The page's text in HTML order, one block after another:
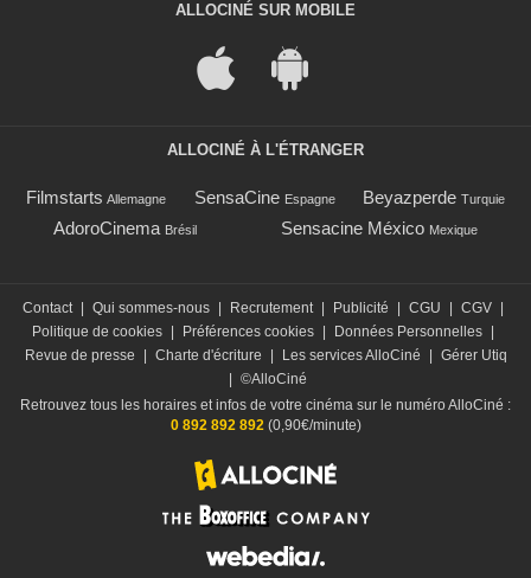
ALLOCINÉ SUR MOBILE
ALLOCINÉ À L'ÉTRANGER
Filmstarts Allemagne SensaCine Espagne Beyazperde Turquie
AdoroCinema Brésil Sensacine México Mexique
Contact Qui sommes-nous Recrutement Publicité CGU CGV
Politique de cookies
Préférences cookies Données Personnelles
Revue de presse
Charte d'écriture Les services AlloCiné
Gérer Utiq
©AlloCiné
Retrouvez tous les horaires et infos de votre cinéma sur le numéro AlloCiné :
0 892 892 892(0,90€/minute)